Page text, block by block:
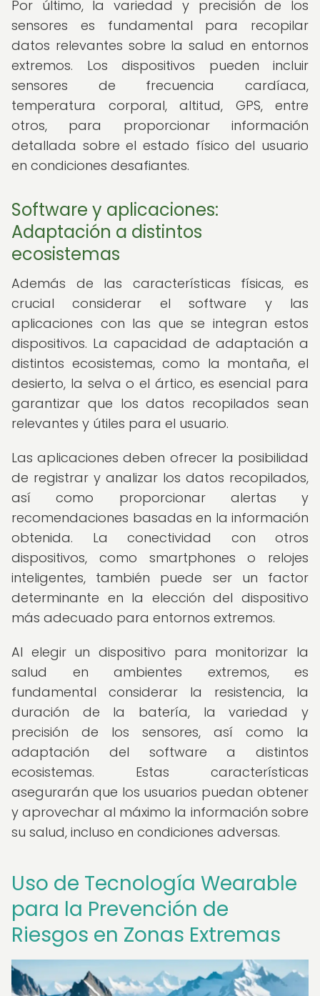
Por último, la variedad y precisión de los
sensores es fundamental para recopilar
datos relevantes sobre la salud en entornos
extremos. Los dispositivos pueden incluir
sensores de frecuencia cardíaca,
temperatura corporal, altitud, GPS, entre
otros, para proporcionar información
detallada sobre el estado físico del usuario
en condiciones desafiantes.
Software y aplicaciones:
Adaptación a distintos
ecosistemas
Además de las características físicas, es
crucial considerar el software y las
aplicaciones con las que se integran estos
dispositivos. La capacidad de adaptación a
distintos ecosistemas, como la montaña, el
desierto, la selva o el ártico, es esencial para
garantizar que los datos recopilados sean
relevantes y útiles para el usuario.
Las aplicaciones deben ofrecer la posibilidad
de registrar y analizar los datos recopilados,
así como proporcionar alertas y
recomendaciones basadas en la información
obtenida. La conectividad con otros
dispositivos, como smartphones o relojes
inteligentes, también puede ser un factor
determinante en la elección del dispositivo
más adecuado para entornos extremos.
Al elegir un dispositivo para monitorizar la
salud en ambientes extremos, es
fundamental considerar la resistencia, la
duración de la batería, la variedad y
precisión de los sensores, así como la
adaptación del software a distintos
ecosistemas. Estas características
asegurarán que los usuarios puedan obtener
y aprovechar al máximo la información sobre
su salud, incluso en condiciones adversas.
Uso de Tecnología Wearable
para la Prevención de
Riesgos en Zonas Extremas